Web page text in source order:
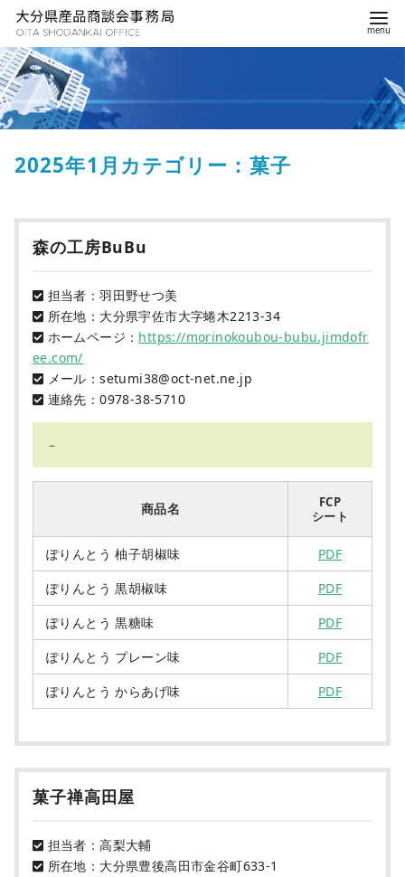
2025年1月カテゴリー：菓子
森の工房BuBu
担当者：羽田野せつ美
所在地：大分県宇佐市大字蜷木2213-34
ホームページ： https://morinokoubou-bubu.jimdofr
ee.com/
メール：setumi38@oct-net.ne.jp
連絡先：0978-38-5710
－
商品名
FCP
シート
ぽりんとう 柚子胡椒味
PDF
ぽりんとう 黒胡椒味
PDF
ぽりんとう 黒糖味
PDF
ぽりんとう プレーン味
PDF
ぽりんとう からあげ味
PDF
菓子禅高田屋
担当者：高梨大輔
所在地：大分県豊後高田市金谷町633‐1